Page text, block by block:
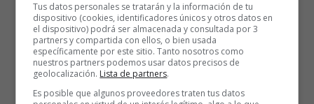
Tus datos personales se tratarán y la información de tu
dispositivo (cookies, identificadores únicos y otros datos en
el dispositivo) podrá ser almacenada y consultada por 3
partners y compartida con ellos, o bien usada
específicamente por este sitio. Tanto nosotros como
nuestros partners podemos usar datos precisos de
geolocalización. Lista de partners.
Es posible que algunos proveedores traten tus datos